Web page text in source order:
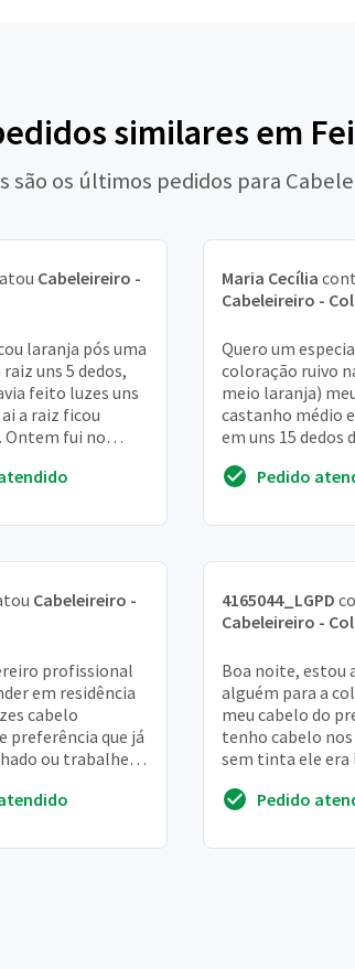
similares em
são os últimos pedidos para
Cabeleireiro -
laranja pós uma
uns 5 dedos,
feito luzes uns
a raiz ficou
Ontem fui no
Maria Cecília
Cabeleireiro -
Quero um
coloração ruivo
meio laranja)
castanho médio
em uns 15 dedos
Pedido
Cabeleireiro -
profissional
em residência
cabelo
preferência que já
ou trabalhe
4165044_LGPD
Cabeleireiro -
Boa noite, estou
alguém para a
meu cabelo do
tenho cabelo
sem tinta ele era
química al...
Pedido